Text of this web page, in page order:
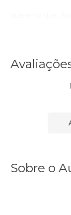
Sobre o